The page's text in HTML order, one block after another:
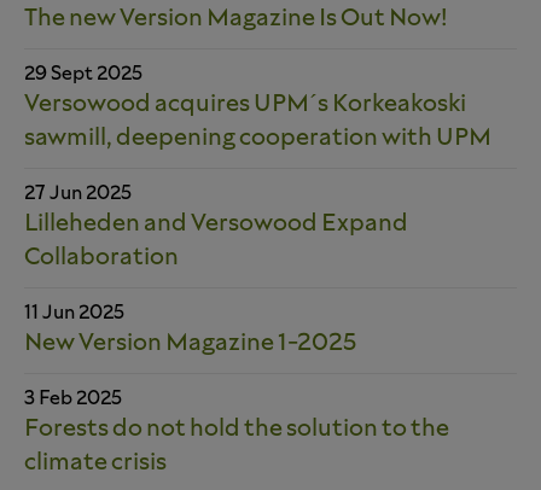
The new Version Magazine Is Out Now!
29 Sept 2025
Versowood acquires UPM´s Korkeakoski
sawmill, deepening cooperation with UPM
27 Jun 2025
Lilleheden and Versowood Expand
Collaboration
11 Jun 2025
New Version Magazine 1-2025
3 Feb 2025
Forests do not hold the solution to the
climate crisis